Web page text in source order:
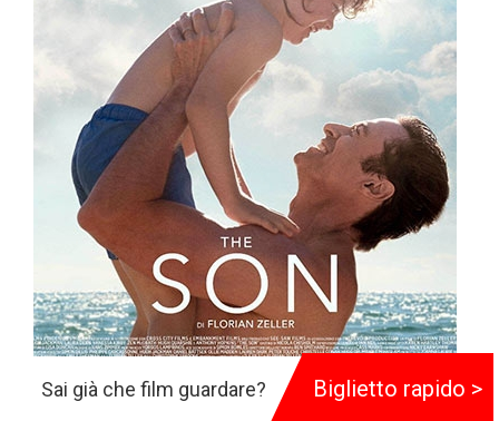
Sai già che film guardare? Biglietto rapido >